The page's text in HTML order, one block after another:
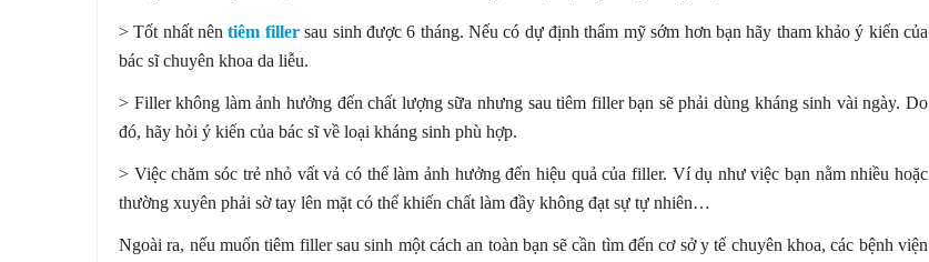
> Tốt nhất nêntiêm fillersau sinh được 6 tháng. Nếu có dự định thẩm mỹ sớm hơn bạn hãy tham khảo ý kiến của
bác sĩ chuyên khoa da liễu.
> Filler không làm ảnh hưởng đến chất lượng sữa nhưng sau tiêm filler bạn sẽ phải dùng kháng sinh vài ngày. Do
đó, hãy hỏi ý kiến của bác sĩ về loại kháng sinh phù hợp.
> Việc chăm sóc trẻ nhỏ vất vả có thể làm ảnh hưởng đến hiệu quả của filler. Ví dụ như việc bạn nằm nhiều hoặc
thường xuyên phải sờ tay lên mặt có thể khiến chất làm đầy không đạt sự tự nhiên…
Ngoài ra, nếu muốn tiêm filler sau sinh một cách an toàn bạn sẽ cần tìm đến cơ sở y tế chuyên khoa, các bệnh viện